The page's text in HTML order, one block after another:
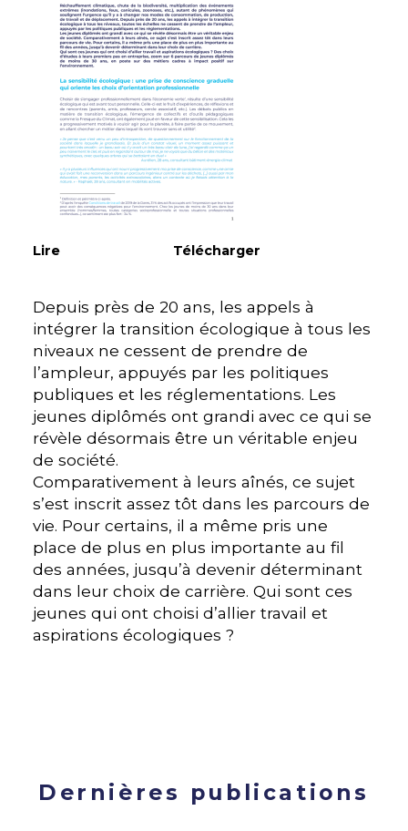
Lire Télécharger
Depuis près de 20 ans, les appels à
intégrer la transition écologique à tous les
niveaux ne cessent de prendre de
l’ampleur, appuyés par les politiques
publiques et les réglementations. Les
jeunes diplômés ont grandi avec ce qui se
révèle désormais être un véritable enjeu
de société.
Comparativement à leurs aînés, ce sujet
s’est inscrit assez tôt dans les parcours de
vie. Pour certains, il a même pris une
place de plus en plus importante au fil
des années, jusqu’à devenir déterminant
dans leur choix de carrière. Qui sont ces
jeunes qui ont choisi d’allier travail et
aspirations écologiques ?
Dernières publications